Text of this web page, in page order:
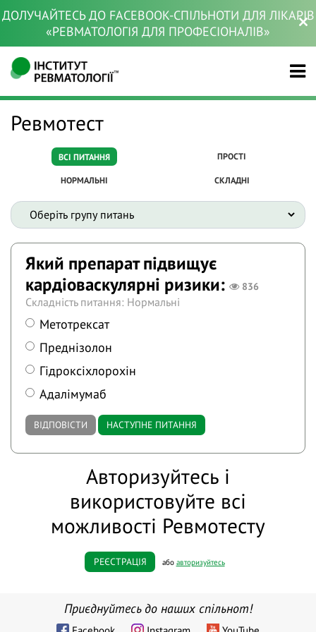
ДОЛУЧАЙТЕСЬ ДО FACEBOOK-СПІЛЬНОТИ ДЛЯ ЛІКАРІВ
«РЕВМАТОЛОГІЯ ДЛЯ ПРОФЕСІОНАЛІВ»
Ревмотест
ВСІ ПИТАННЯ ПРОСТІ
НОРМАЛЬНІ СКЛАДНІ
Який препарат підвищує
кардіоваскулярні ризики:
836
Складність питання: Нормальні
Метотрексат
Преднізолон
Гідроксіхлорохін
Адалімумаб
ВІДПОВІСТИ НАСТУПНЕ ПИТАННЯ
Авторизуйтесь і
використовуйте всі
можливості Ревмотесту
РЕЄСТРАЦІЯ або авторизуйтесь
Приєднуйтесь до наших спільнот!